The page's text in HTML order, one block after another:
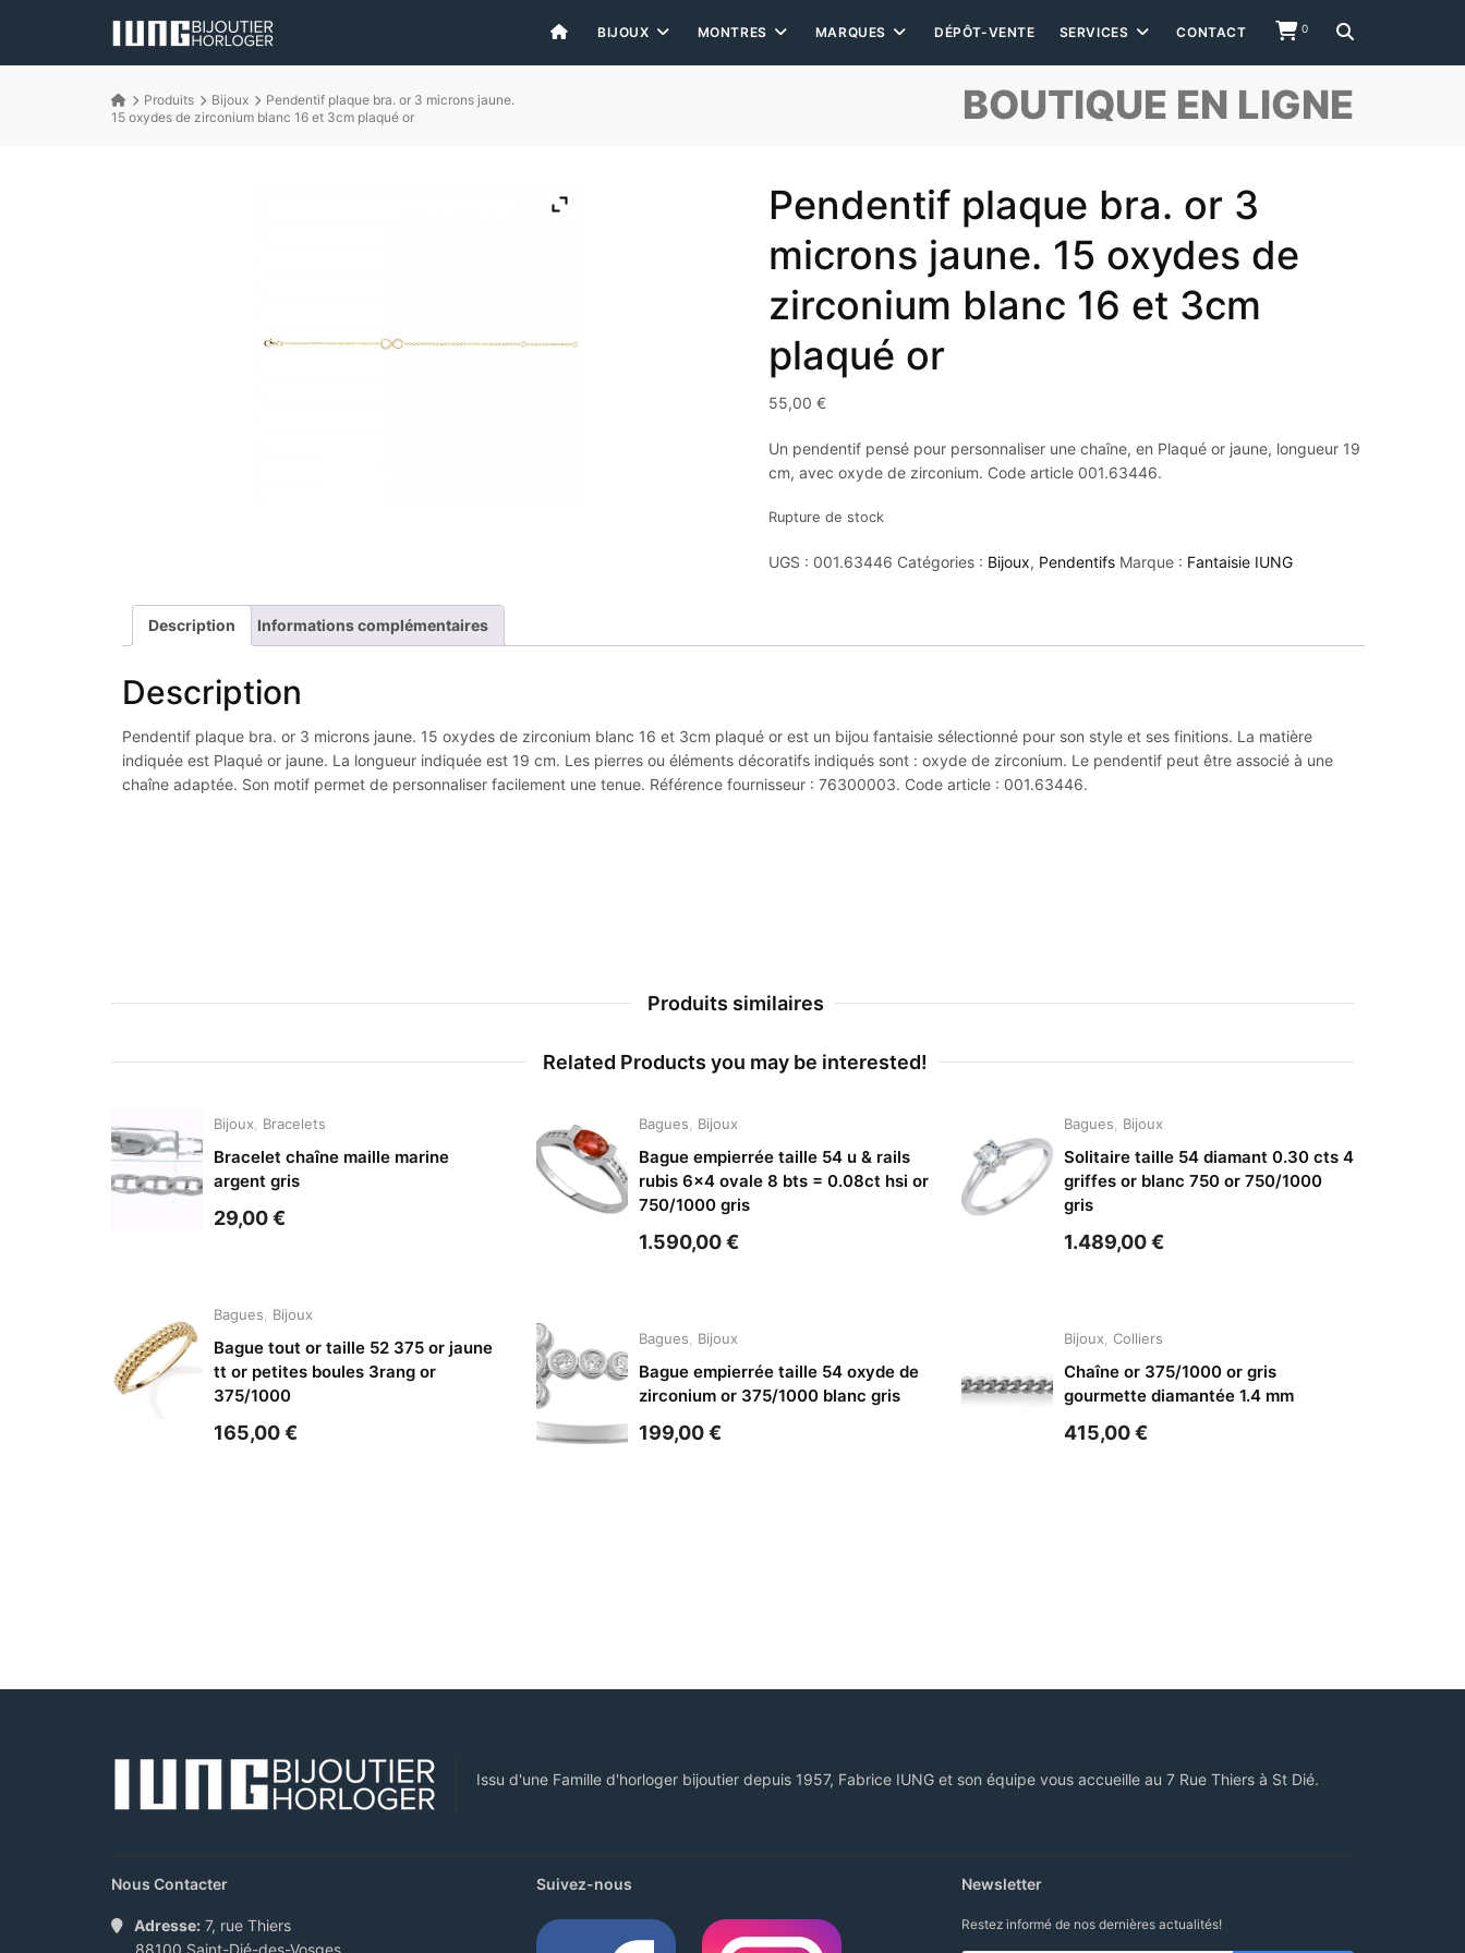
0
BIJOUX MONTRES MARQUES DÉPÔT-VENTE SERVICES CONTACT
BOUTIQUE EN LIGNE
Produits Bijoux
Pendentif plaque bra. or 3 microns jaune.
15 oxydes de zirconium blanc 16 et 3cm plaqué or
Pendentif plaque bra. or 3
microns jaune. 15 oxydes de
zirconium blanc 16 et 3cm
plaqué or
55,00 €
Un pendentif pensé pour personnaliser une chaîne, en Plaqué or jaune, longueur 19
cm, avec oxyde de zirconium. Code article 001.63446.
Rupture de stock
UGS : 001.63446 Catégories : Bijoux, Pendentifs Marque : Fantaisie IUNG
Description Informations complémentaires
Description
Pendentif plaque bra. or 3 microns jaune. 15 oxydes de zirconium blanc 16 et 3cm plaqué or est un bijou fantaisie sélectionné pour son style et ses finitions. La matière
indiquée est Plaqué or jaune. La longueur indiquée est 19 cm. Les pierres ou éléments décoratifs indiqués sont : oxyde de zirconium. Le pendentif peut être associé à une
chaîne adaptée. Son motif permet de personnaliser facilement une tenue. Référence fournisseur : 76300003. Code article : 001.63446.
Produits similaires
Related Products you may be interested!
Bijoux Bracelets
Bracelet chaîne maille marine
argent gris
29,00€
Bagues Bijoux
Bague tout or taille 52 375 or jaune
tt or petites boules 3rang or
375/1000
165,00€
Bagues Bijoux
Bague empierrée taille 54 u & rails
rubis 6×4 ovale 8 bts = 0.08ct hsi or
750/1000 gris
1.590,00€
Bagues Bijoux
Bague empierrée taille 54 oxyde de
zirconium or 375/1000 blanc gris
199,00€
Bagues Bijoux
Solitaire taille 54 diamant 0.30 cts 4
griffes or blanc 750 or 750/1000
gris
1.489,00€
Bijoux Colliers
Chaîne or 375/1000 or gris
gourmette diamantée 1.4 mm
415,00€
Issu d'une Famille d'horloger bijoutier depuis 1957, Fabrice IUNG et son équipe vous accueille au 7 Rue Thiers à St Dié.
Nous Contacter
Adresse: 7, rue Thiers
88100 Saint-Dié-des-Vosges
Suivez-nous Newsletter
Restez informé de nos dernières actualités!